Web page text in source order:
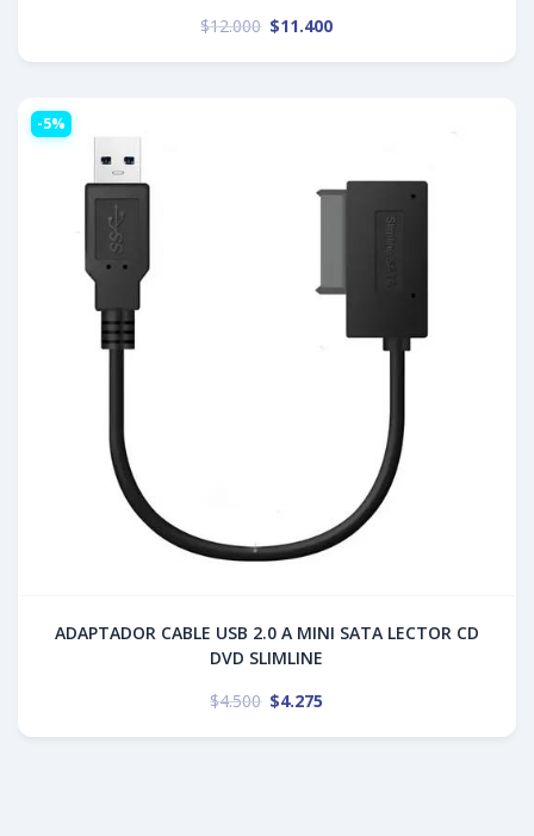
$12.000 $11.400
-5%
ADAPTADOR CABLE USB 2.0 A MINI SATA LECTOR CD
DVD SLIMLINE
$4.500 $4.275